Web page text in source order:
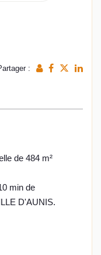
:
de 484 m²
min de
D'AUNIS.